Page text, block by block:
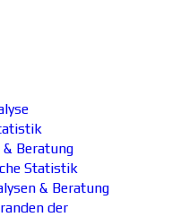
& Beratung
Statistik
& Beratung
der